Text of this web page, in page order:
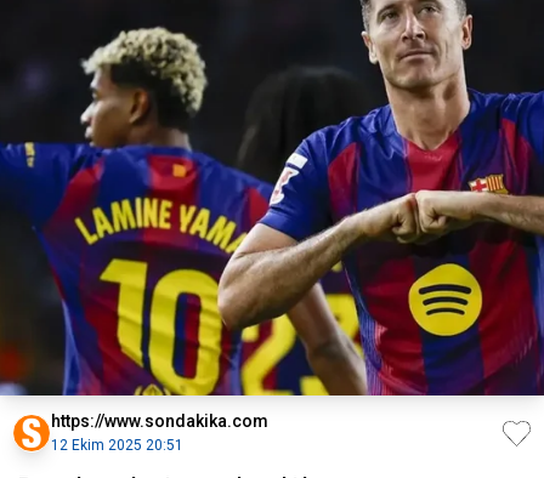
https://www.sondakika.com
12 Ekim 2025 20:51